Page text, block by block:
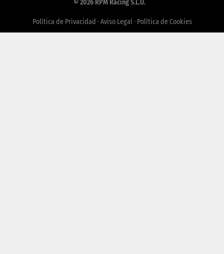
© 2026 RPM Racing S.L.U.
Política de Privacidad · Aviso Legal· Política de Cookies